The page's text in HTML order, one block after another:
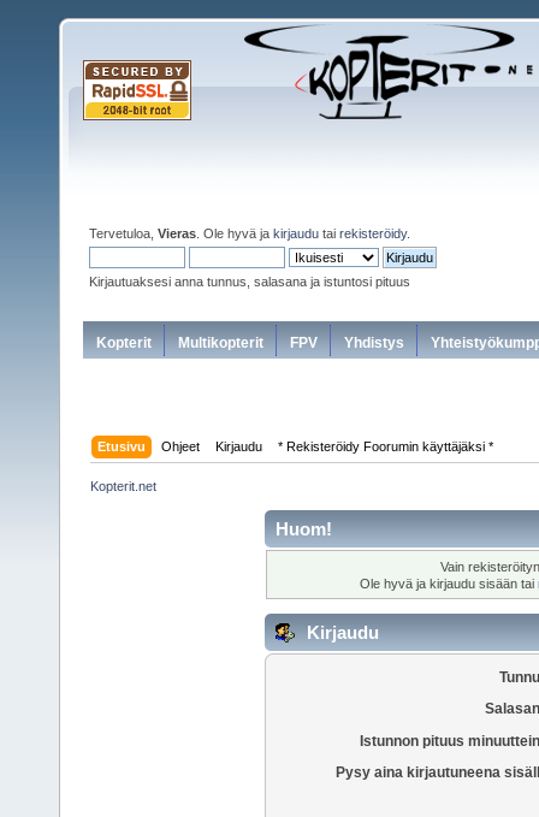
Tervetuloa, Vieras . Ole hyvä ja kirjaudu tai rekisteröidy.
Kirjautuaksesi anna tunnus, salasana ja istuntosi pituus
Kopterit Multikopterit FPV Yhdistys
Etusivu Ohjeet Kirjaudu * Rekisteröidy Foorumin käyttäjäksi *
Kopterit.net
Huom!
Vain
Ole hyvä ja kirjaudu sisään tai
Kirjaudu
Istunnon pituus
Pysy aina kirjautuneena